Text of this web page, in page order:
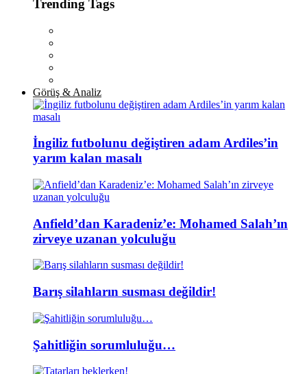
Trending Tags
Görüş & Analiz
İngiliz futbolunu değiştiren adam Ardiles’in
yarım kalan masalı
Anfield’dan Karadeniz’e: Mohamed Salah’ın
zirveye uzanan yolculuğu
Barış silahların susması değildir!
Şahitliğin sorumluluğu…